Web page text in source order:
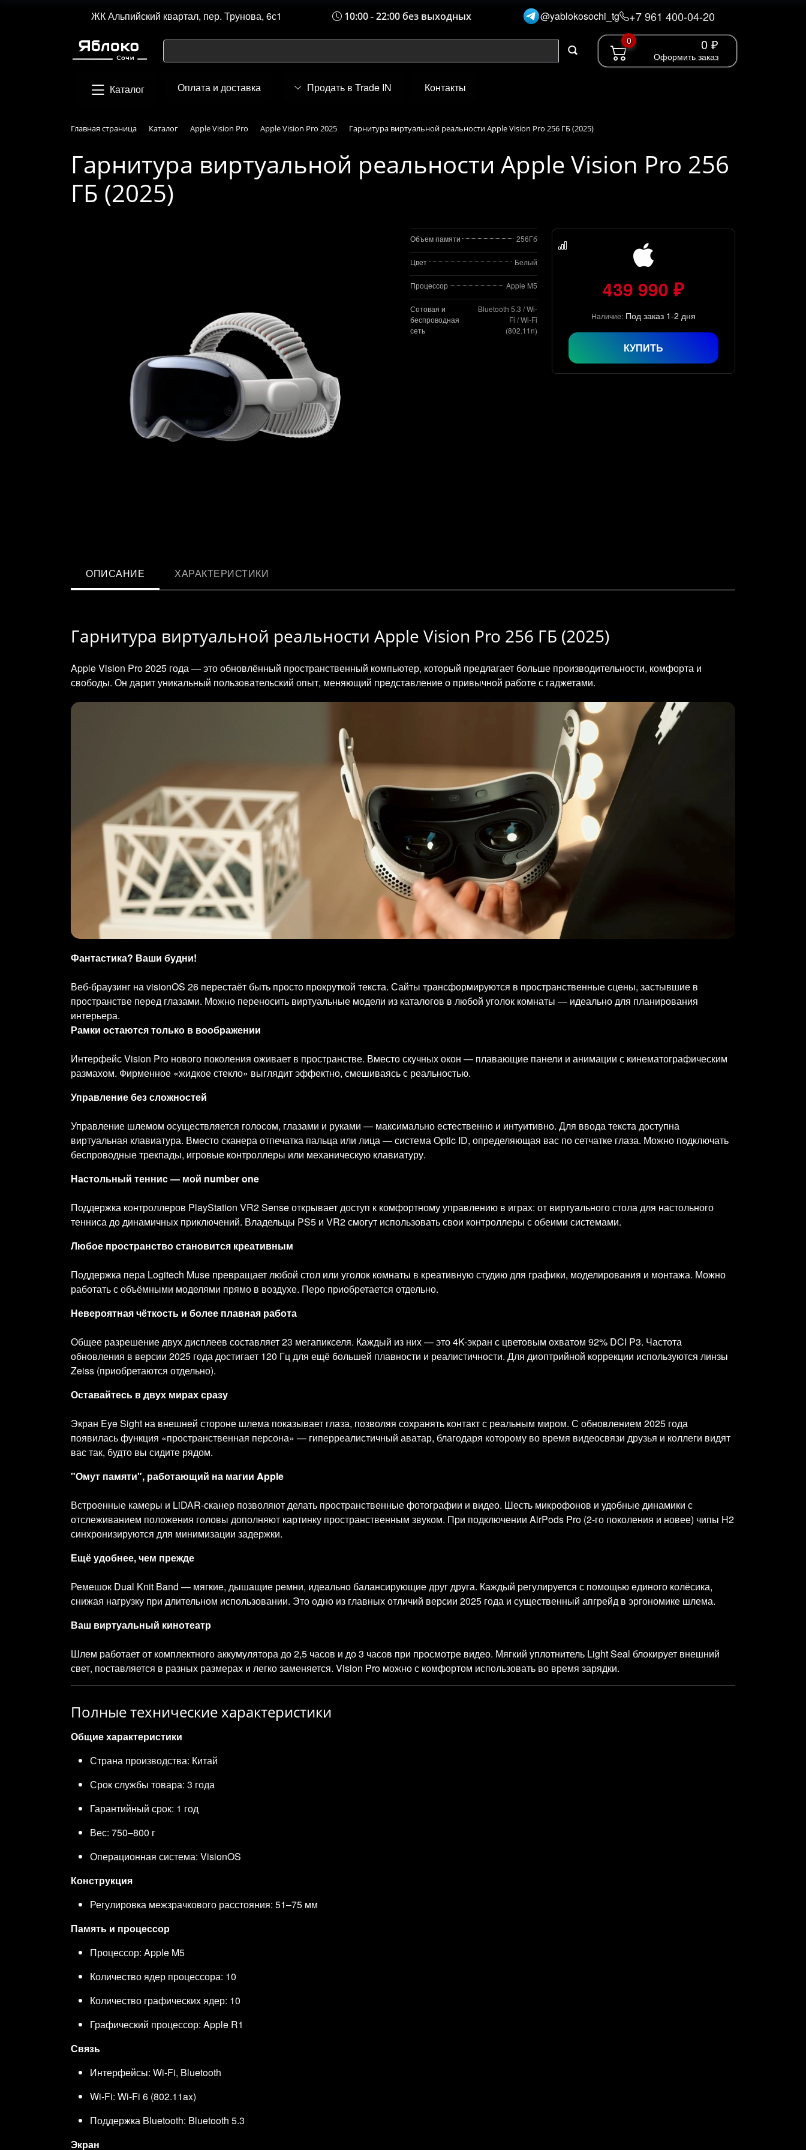
ЖК Альпийский квартал, пер. Трунова, 6с1 10:00 - 22:00 без выходных @yablokosochi_tg +7 961 400-04-20
0 0 ₽
Оформить заказ
Каталог Оплата и доставка Продать в Trade IN Контакты
Главная страница Каталог Apple Vision Pro Apple Vision Pro 2025 Гарнитура виртуальной реальности Apple Vision Pro 256 ГБ (2025)
Гарнитура виртуальной реальности Apple Vision Pro 256
ГБ (2025)
Объем памяти 256Гб
Цвет Белый
Процессор Apple M5
Сотовая и
беспроводная
сеть
Bluetooth 5.3 / Wi-
Fi / Wi-Fi
(802.11n)
439 990 ₽
Наличие: Под заказ 1-2 дня
КУПИТЬ
ОПИСАНИЕ ХАРАКТЕРИСТИКИ
Гарнитура виртуальной реальности Apple Vision Pro 256 ГБ (2025)
Apple Vision Pro 2025 года — это обновлённый пространственный компьютер, который предлагает больше производительности, комфорта и
свободы. Он дарит уникальный пользовательский опыт, меняющий представление о привычной работе с гаджетами.
Фантастика? Ваши будни!
Веб-браузинг на visionOS 26 перестаёт быть просто прокруткой текста. Сайты трансформируются в пространственные сцены, застывшие в
пространстве перед глазами. Можно переносить виртуальные модели из каталогов в любой уголок комнаты — идеально для планирования
интерьера.
Рамки остаются только в воображении
Интерфейс Vision Pro нового поколения оживает в пространстве. Вместо скучных окон — плавающие панели и анимации с кинематографическим
размахом. Фирменное «жидкое стекло» выглядит эффектно, смешиваясь с реальностью.
Управление без сложностей
Управление шлемом осуществляется голосом, глазами и руками — максимально естественно и интуитивно. Для ввода текста доступна
виртуальная клавиатура. Вместо сканера отпечатка пальца или лица — система Optic ID, определяющая вас по сетчатке глаза. Можно подключать
беспроводные трекпады, игровые контроллеры или механическую клавиатуру.
Настольный теннис — мой number one
Поддержка контроллеров PlayStation VR2 Sense открывает доступ к комфортному управлению в играх: от виртуального стола для настольного
тенниса до динамичных приключений. Владельцы PS5 и VR2 смогут использовать свои контроллеры с обеими системами.
Любое пространство становится креативным
Поддержка пера Logitech Muse превращает любой стол или уголок комнаты в креативную студию для графики, моделирования и монтажа. Можно
работать с объёмными моделями прямо в воздухе. Перо приобретается отдельно.
Невероятная чёткость и более плавная работа
Общее разрешение двух дисплеев составляет 23 мегапикселя. Каждый из них — это 4K-экран с цветовым охватом 92% DCI P3. Частота
обновления в версии 2025 года достигает 120 Гц для ещё большей плавности и реалистичности. Для диоптрийной коррекции используются линзы
Zeiss (приобретаются отдельно).
Оставайтесь в двух мирах сразу
Экран Eye Sight на внешней стороне шлема показывает глаза, позволяя сохранять контакт с реальным миром. С обновлением 2025 года
появилась функция «пространственная персона» — гиперреалистичный аватар, благодаря которому во время видеосвязи друзья и коллеги видят
вас так, будто вы сидите рядом.
"Омут памяти", работающий на магии Apple
Встроенные камеры и LiDAR-сканер позволяют делать пространственные фотографии и видео. Шесть микрофонов и удобные динамики с
отслеживанием положения головы дополняют картинку пространственным звуком. При подключении AirPods Pro (2-го поколения и новее) чипы H2
синхронизируются для минимизации задержки.
Ещё удобнее, чем прежде
Ремешок Dual Knit Band — мягкие, дышащие ремни, идеально балансирующие друг друга. Каждый регулируется с помощью единого колёсика,
снижая нагрузку при длительном использовании. Это одно из главных отличий версии 2025 года и существенный апгрейд в эргономике шлема.
Ваш виртуальный кинотеатр
Шлем работает от комплектного аккумулятора до 2,5 часов и до 3 часов при просмотре видео. Мягкий уплотнитель Light Seal блокирует внешний
свет, поставляется в разных размерах и легко заменяется. Vision Pro можно с комфортом использовать во время зарядки.
Полные технические характеристики
Общие характеристики
Страна производства: Китай
Срок службы товара: 3 года
Гарантийный срок: 1 год
Вес: 750–800 г
Операционная система: VisionOS
Конструкция
Регулировка межзрачкового расстояния: 51–75 мм
Память и процессор
Процессор: Apple M5
Количество ядер процессора: 10
Количество графических ядер: 10
Графический процессор: Apple R1
Связь
Интерфейсы: Wi-Fi, Bluetooth
Wi-Fi: Wi-Fi 6 (802.11ax)
Поддержка Bluetooth: Bluetooth 5.3
Экран